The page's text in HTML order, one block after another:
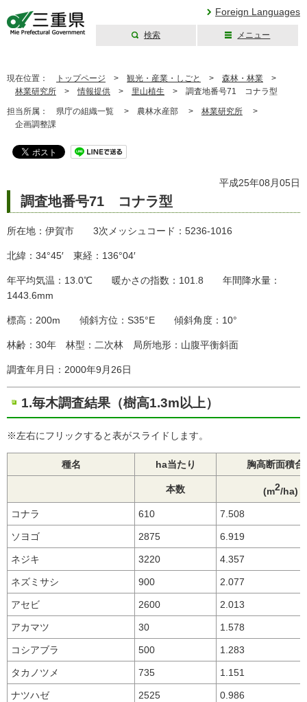
Foreign Languages
検索 メニュー
現在位置： トップページ > 観光・産業・しごと > 森林・林業 >
林業研究所 > 情報提供 > 里山植生 > 調査地番号71 コナラ型
担当所属： 県庁の組織一覧 > 農林水産部 > 林業研究所 >
企画調整課
平成25年08月05日
調査地番号71 コナラ型
所在地：伊賀市 3次メッシュコード：5236-1016
北緯：34°45′ 東経：136°04′
年平均気温：13.0℃ 暖かさの指数：101.8 年間降水量：
1443.6mm
標高：200m 傾斜方位：S35°E 傾斜角度：10°
林齢：30年 林型：二次林 局所地形：山腹平衡斜面
調査年月日：2000年9月26日
1.毎木調査結果（樹高1.3m以上）
※左右にフリックすると表がスライドします。
種名 ha当たり 胸高断面積合
本数 (m2/ha)
コナラ 610 7.508
ソヨゴ 2875 6.919
ネジキ 3220 4.357
ネズミサシ 900 2.077
アセビ 2600 2.013
アカマツ 30 1.578
コシアブラ 500 1.283
タカノツメ 735 1.151
ナツハゼ 2525 0.986